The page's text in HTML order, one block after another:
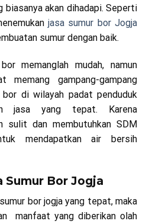
biasanya akan dihadapi. Seperti
jasa sumur bor Jogja
sumur dengan baik.
memanglah mudah, namun
gampang-gampang
bor di wilayah padat penduduk
jasa yang tepat. Karena
sulit dan membutuhkan SDM
mendapatkan air bersih
Sumur Bor Jogja
bor jogja yang tepat, maka
manfaat yang diberikan olah